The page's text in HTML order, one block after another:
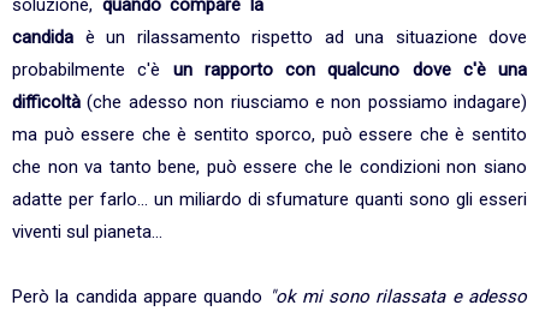
soluzione, quando compare la
candida è un rilassamento rispetto ad una situazione dove
probabilmente c'è un rapporto con qualcuno dove c'è una
difficoltà (che adesso non riusciamo e non possiamo indagare)
ma può essere che è sentito sporco, può essere che è sentito
che non va tanto bene, può essere che le condizioni non siano
adatte per farlo... un miliardo di sfumature quanti sono gli esseri
viventi sul pianeta...
Però la candida appare quando "ok mi sono rilassata e adesso